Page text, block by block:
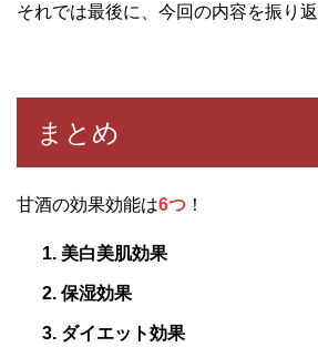
それでは最後に、今回の内容を振り
まとめ
甘酒の効果効能は6つ ！
美白美肌効果
保湿効果
ダイエット効果